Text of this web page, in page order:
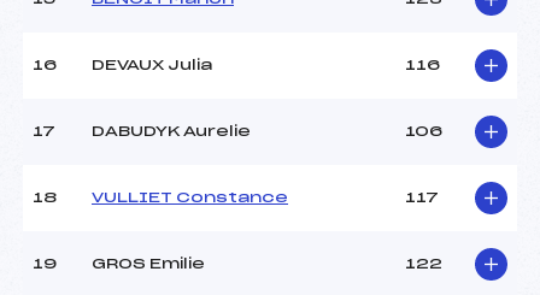
16 DEVAUX Julia 116
17 DABUDYK Aurelie 106
18 VULLIET Constance 117
19 GROS Emilie 122